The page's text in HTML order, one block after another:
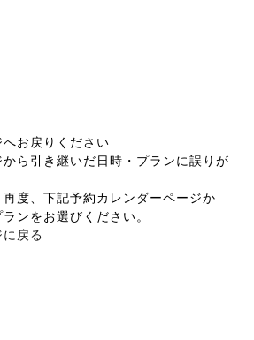
お戻りください
ら引き継いだ日時・プランに誤りが
度、下記予約カレンダーページか
ンをお選びください。
戻る